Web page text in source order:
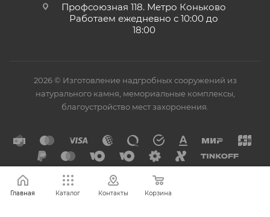
Профсоюзная 118. Метро Коньково
Работаем ежедневно с 10:00 до
18:00
2026 © Изготовление надгробных сооружений из
натурального камня, мемориальные комплексы,
благоустройство мест захоронения.
Главная Каталог Контакты Корзина